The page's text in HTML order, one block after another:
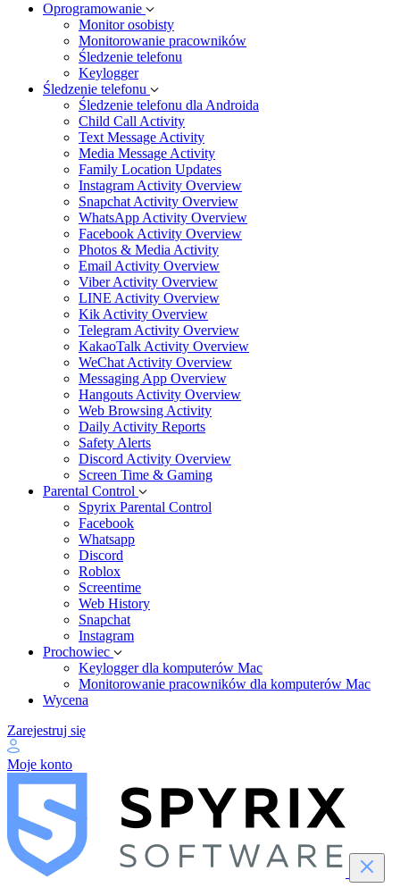
Oprogramowanie
Monitor osobisty
Monitorowanie pracowników
Śledzenie telefonu
Keylogger
Śledzenie telefonu
Śledzenie telefonu dla Androida
Child Call Activity
Text Message Activity
Media Message Activity
Family Location Updates
Instagram Activity Overview
Snapchat Activity Overview
WhatsApp Activity Overview
Facebook Activity Overview
Photos & Media Activity
Email Activity Overview
Viber Activity Overview
LINE Activity Overview
Kik Activity Overview
Telegram Activity Overview
KakaoTalk Activity Overview
WeChat Activity Overview
Messaging App Overview
Hangouts Activity Overview
Web Browsing Activity
Daily Activity Reports
Safety Alerts
Discord Activity Overview
Screen Time & Gaming
Parental Control
Spyrix Parental Control
Facebook
Whatsapp
Discord
Roblox
Screentime
Web History
Snapchat
Instagram
Prochowiec
Keylogger dla komputerów Mac
Monitorowanie pracowników dla komputerów Mac
Wycena
Zarejestruj się
Moje konto